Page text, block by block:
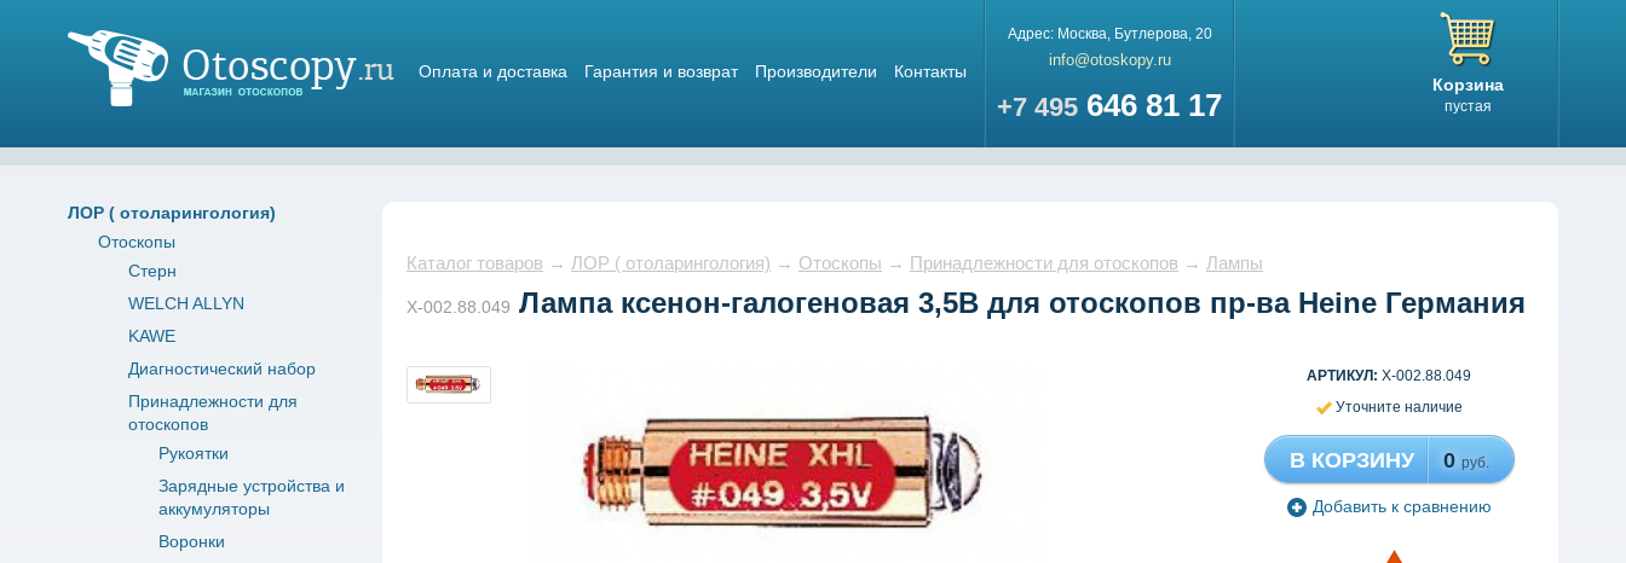
Оплата и доставка Гарантия и возврат Производители Контакты
Адрес: Москва, Бутлерова, 20
info@otoskopy.ru
+7 495 646 81 17
Корзина
пустая
ЛОР ( отоларингология)
Отоскопы
Стерн
WELCH ALLYN
KAWE
Диагностический набор
Принадлежности для
отоскопов
Рукоятки
Зарядные устройства и
аккумуляторы
Воронки
Каталог товаров → ЛОР ( отоларингология) → Отоскопы → Принадлежности для отоскопов → Лампы
X-002.88.049 Лампа ксенон-галогеновая 3,5В для отоскопов пр-ва Heine Германия
АРТИКУЛ: X-002.88.049
Уточните наличие
В КОРЗИНУ 0 руб.
Добавить к сравнению